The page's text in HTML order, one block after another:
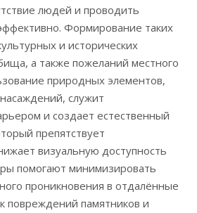
людей и проводить
Формирование таких
и исторических
а также пожеланий местного
природных элементов,
служит
и создает естественный
препятствует
визуальную доступность
помогают минимизировать
проникновения в отдалённые
повреждений памятников и